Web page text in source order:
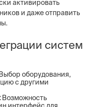
активировать
и даже отправить
систем
Выбор оборудования,
с другими
Возможность